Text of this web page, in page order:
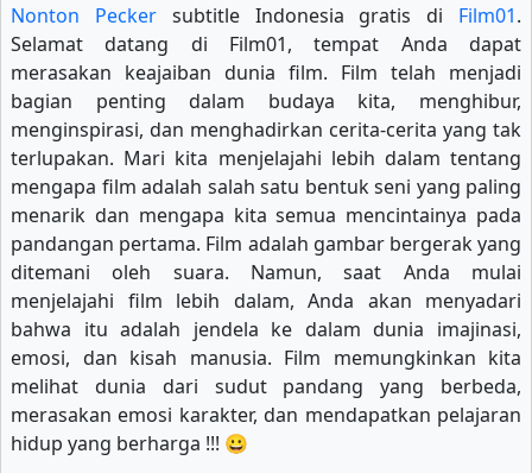
Nonton Peckersubtitle Indonesia gratis di Film01.
Selamat datang di Film01, tempat Anda dapat
merasakan keajaiban dunia film. Film telah menjadi
bagian penting dalam budaya kita, menghibur,
menginspirasi, dan menghadirkan cerita-cerita yang tak
terlupakan. Mari kita menjelajahi lebih dalam tentang
mengapa film adalah salah satu bentuk seni yang paling
menarik dan mengapa kita semua mencintainya pada
pandangan pertama. Film adalah gambar bergerak yang
ditemani oleh suara. Namun, saat Anda mulai
menjelajahi film lebih dalam, Anda akan menyadari
bahwa itu adalah jendela ke dalam dunia imajinasi,
emosi, dan kisah manusia. Film memungkinkan kita
melihat dunia dari sudut pandang yang berbeda,
merasakan emosi karakter, dan mendapatkan pelajaran
hidup yang berharga !!! 😀